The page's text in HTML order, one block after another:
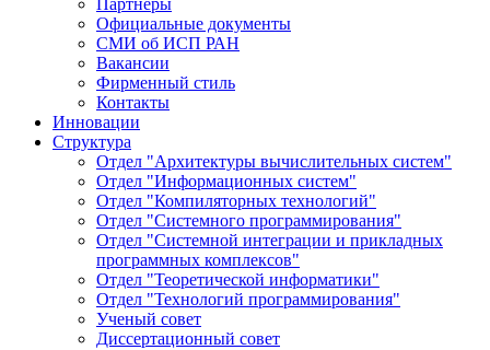
Партнёры
Официальные документы
СМИ об ИСП РАН
Вакансии
Фирменный стиль
Контакты
Инновации
Структура
Отдел "Архитектуры вычислительных систем"
Отдел "Информационных систем"
Отдел "Компиляторных технологий"
Отдел "Системного программирования"
Отдел "Системной интеграции и прикладных
программных комплексов"
Отдел "Теоретической информатики"
Отдел "Технологий программирования"
Ученый совет
Диссертационный совет